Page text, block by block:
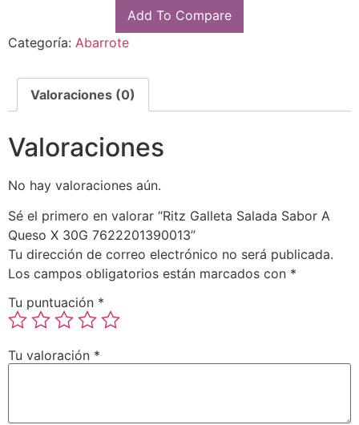
Add To Compare
Categoría: Abarrote
Valoraciones (0)
Valoraciones
No hay valoraciones aún.
Sé el primero en valorar “Ritz Galleta Salada Sabor A
Queso X 30G 7622201390013”
Tu dirección de correo electrónico no será publicada.
Los campos obligatorios están marcados con *
Tu puntuación *
Tu valoración *